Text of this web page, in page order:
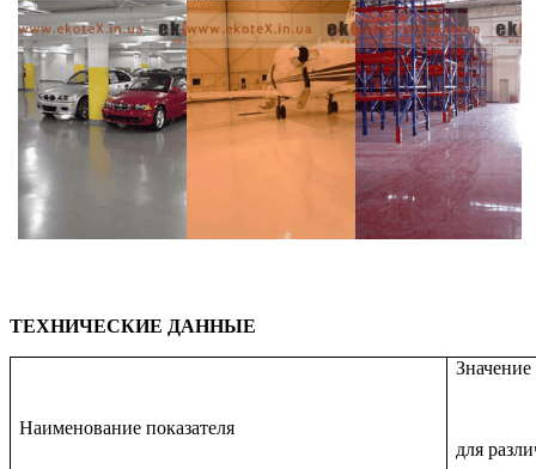
ТЕХНИЧЕСКИЕ ДАННЫЕ
Наименование показателя
Значение
для